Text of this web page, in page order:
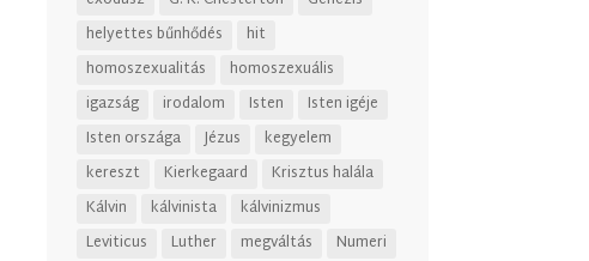
helyettes bűnhődés
hit
homoszexualitás
homoszexuális
igazság
irodalom Isten
Isten igéje
Isten országa
Jézus
kegyelem
kereszt
Kierkegaard
Krisztus halála
Kálvin
kálvinista
kálvinizmus
Leviticus
Luther megváltás Numeri